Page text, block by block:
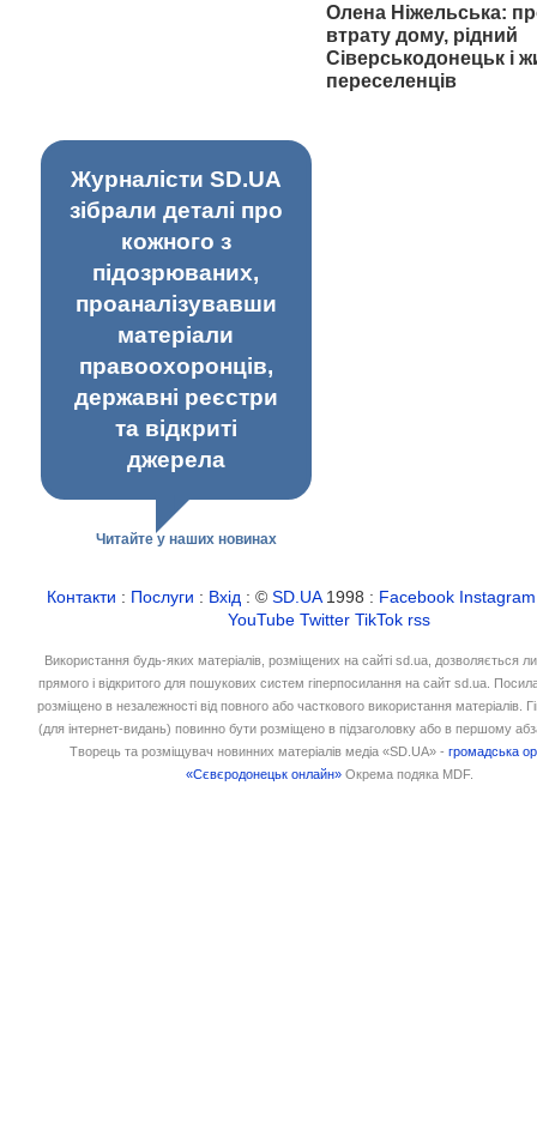
Олена Ніжельська:
втрату дому, рідний
Сіверськодонецьк і
переселенців
Журналісти SD.UA
зібрали деталі про
кожного з
підозрюваних,
проаналізувавши
матеріали
правоохоронців,
державні реєстри
та відкриті
джерела
Читайте у наших новинах
Контакти : Послуги : Вхід : ©SD.UA1998 : Facebook Instagram
YouTube Twitter TikTok rss
Використання будь-яких матеріалів, розміщених на сайті sd.ua, дозволяється
прямого і відкритого для пошукових систем гіперпосилання на сайт sd.ua.
розміщено в незалежності від повного або часткового використання матеріалів.
(для інтернет-видань) повинно бути розміщено в підзаголовку або в першому
Творець та розміщувач новинних матеріалів медіа «SD.UA» -громадська
«Сєвєродонецьк онлайн» Окрема подяка MDF.